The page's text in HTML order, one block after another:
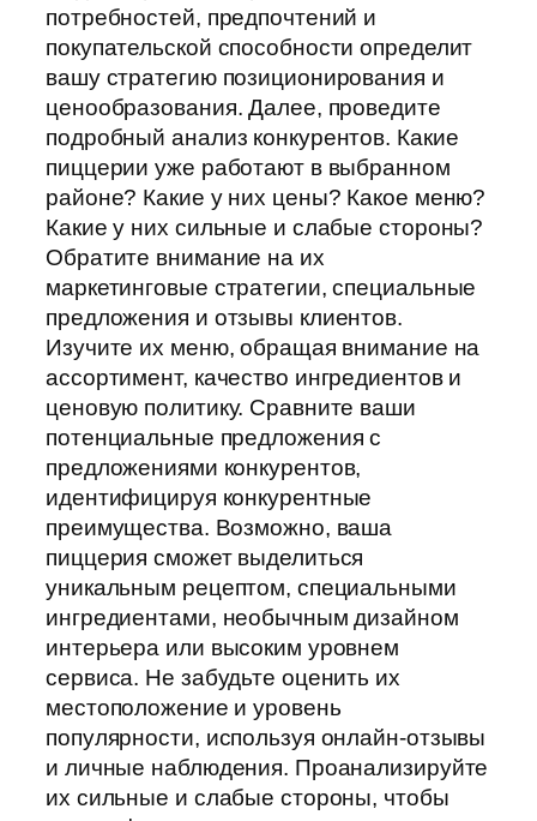
потребностей, предпочтений и
покупательской способности определит
вашу стратегию позиционирования и
ценообразования. Далее, проведите
подробный анализ конкурентов. Какие
пиццерии уже работают в выбранном
районе? Какие у них цены? Какое меню?
Какие у них сильные и слабые стороны?
Обратите внимание на их
маркетинговые стратегии, специальные
предложения и отзывы клиентов.
Изучите их меню, обращая внимание на
ассортимент, качество ингредиентов и
ценовую политику. Сравните ваши
потенциальные предложения с
предложениями конкурентов,
идентифицируя конкурентные
преимущества. Возможно, ваша
пиццерия сможет выделиться
уникальным рецептом, специальными
ингредиентами, необычным дизайном
интерьера или высоким уровнем
сервиса. Не забудьте оценить их
местоположение и уровень
популярности, используя онлайн-отзывы
и личные наблюдения. Проанализируйте
их сильные и слабые стороны, чтобы